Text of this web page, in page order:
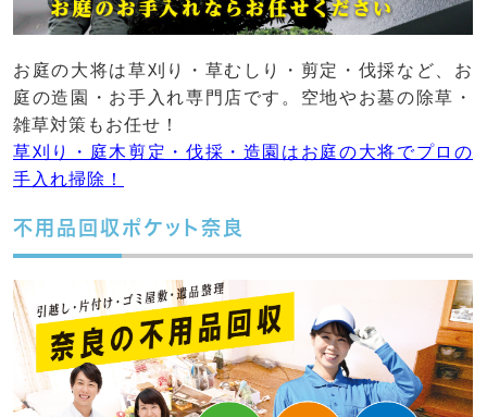
お庭の大将は草刈り・草むしり・剪定・伐採など、お
庭の造園・お手入れ専門店です。空地やお墓の除草・
雑草対策もお任せ！
草刈り・庭木剪定・伐採・造園はお庭の大将でプロの
手入れ掃除！
不用品回収ポケット奈良